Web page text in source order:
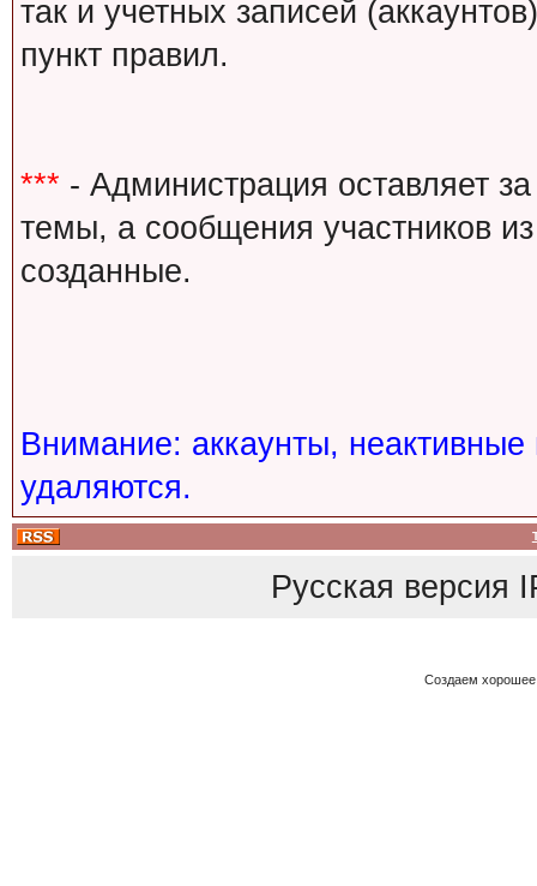
так и учетных записей
пункт правил.
*** - Администрация оставляет
темы, а сообщения участников
созданные.
Внимание: аккаунты,
удаляются.
Русская версия
Создаем